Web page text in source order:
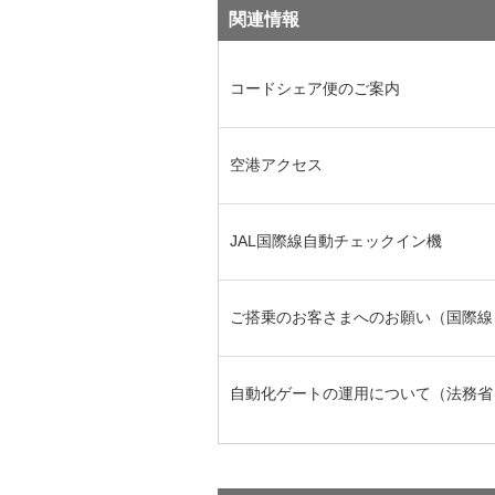
関連情報
コードシェア便のご案内
空港アクセス
JAL国際線自動チェックイン機
ご搭乗のお客さまへのお願い（国際
自動化ゲートの運用について（法務